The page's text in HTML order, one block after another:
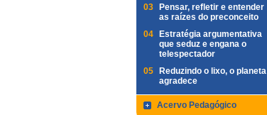
03
Pensar, refletir e entender
as raízes do preconceito
04
Estratégia argumentativa
que seduz e engana o
telespectador
05
Reduzindo o lixo, o planeta
agradece
Acervo Pedagógico